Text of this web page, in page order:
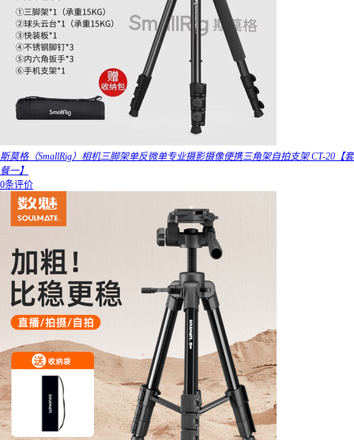
斯莫格（SmallRig）相机三脚架单反微单专业摄影摄像便携三角架自拍支架 CT-20【套
餐一】
0条评价